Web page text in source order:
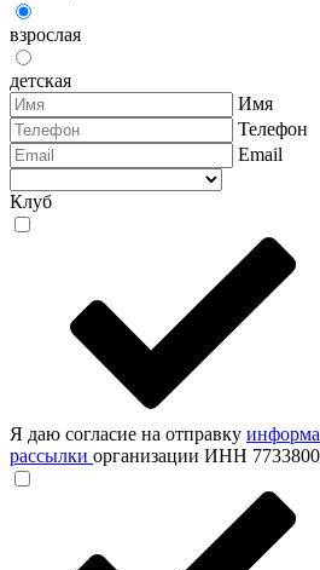
взрослая
детская
Имя
Телефон
Email
Клуб
Я даю согласие на отправку
рассылки организации ИНН